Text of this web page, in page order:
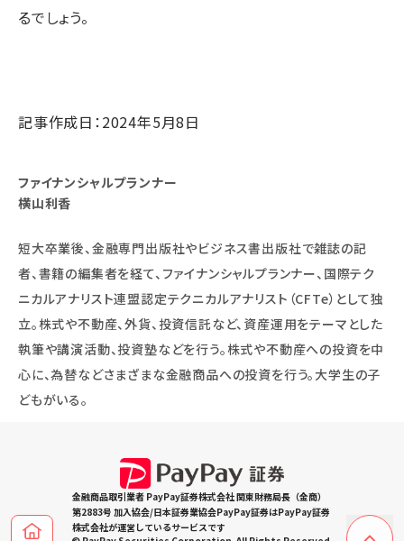
るでしょう。
記事作成日：2024年5月8日
ファイナンシャルプランナー
横山利香
短大卒業後、金融専門出版社やビジネス書出版社で雑誌の記
者、書籍の編集者を経て、ファイナンシャルプランナー、国際テク
ニカルアナリスト連盟認定テクニカルアナリスト（CFTe）として独
立。株式や不動産、外貨、投資信託など、資産運用をテーマとした
執筆や講演活動、投資塾などを行う。株式や不動産への投資を中
心に、為替などさまざまな金融商品への投資を行う。大学生の子
どもがいる。
金融商品取引業者 PayPay証券株式会社 関東財務局長（金商）
第2883号 加入協会/日本証券業協会PayPay証券はPayPay証券
株式会社が運営しているサービスです